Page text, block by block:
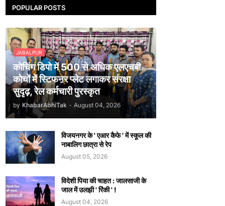
POPULAR POSTS
JABALPUR
कोचिंग डिपो में 500 से अधिक एलएचबी
कोचों में स्टिफऩर प्लेट लगाकर संरक्षा
सुदृढ़, रेल कर्मचारी पुरस्कृत
by KhabarAbhiTak - August 04, 2026
विजयनगर के ' एआर कैफे ' में स्कूल की
नाबालिग छात्रा से रेप
August 05, 2026
विदेशी पिया की चाहत : जालसाजी के
जाल में उलझी ' रिंकी ' !
August 04, 2026